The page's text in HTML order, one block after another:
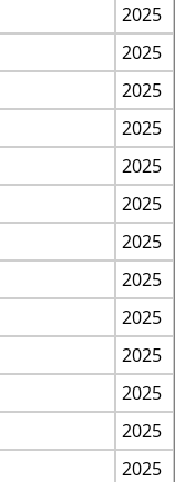
2025
2025
2025
2025
2025
2025
2025
2025
2025
2025
2025
2025
2025